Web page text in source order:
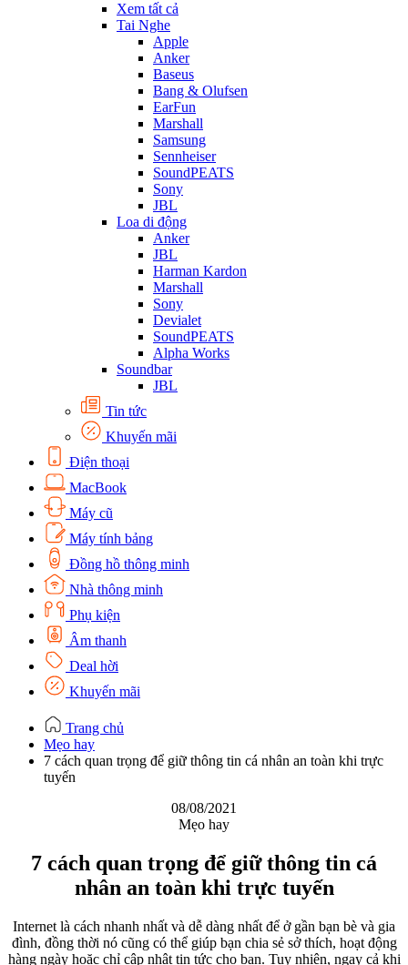
Xem tất cả
Tai Nghe
Apple
Anker
Baseus
Bang & Olufsen
EarFun
Marshall
Samsung
Sennheiser
SoundPEATS
Sony
JBL
Loa di động
Anker
JBL
Harman Kardon
Marshall
Sony
Devialet
SoundPEATS
Alpha Works
Soundbar
JBL
Tin tức
Khuyến mãi
Điện thoại
MacBook
Máy cũ
Máy tính bảng
Đồng hồ thông minh
Nhà thông minh
Phụ kiện
Âm thanh
Deal hời
Khuyến mãi
Trang chủ
Mẹo hay
7 cách quan trọng để giữ thông tin cá nhân an toàn khi trực
tuyến
08/08/2021
Mẹo hay
7 cách quan trọng để giữ thông tin cá
nhân an toàn khi trực tuyến
Internet là cách nhanh nhất và dễ dàng nhất để ở gần bạn bè và gia
đình, đồng thời nó cũng có thể giúp bạn chia sẻ sở thích, hoạt động
hàng ngày hoặc chỉ cập nhật tin tức cho bạn. Tuy nhiên, ngay cả khi